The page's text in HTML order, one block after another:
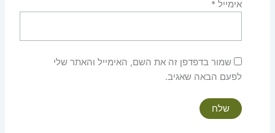
אימייל *
שמור בדפדפן זה את השם, האימייל והאתר שלי
לפעם הבאה שאגיב.